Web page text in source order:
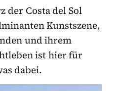
der Costa del Sol
Kunstszene,
und ihrem
ist hier für
dabei.